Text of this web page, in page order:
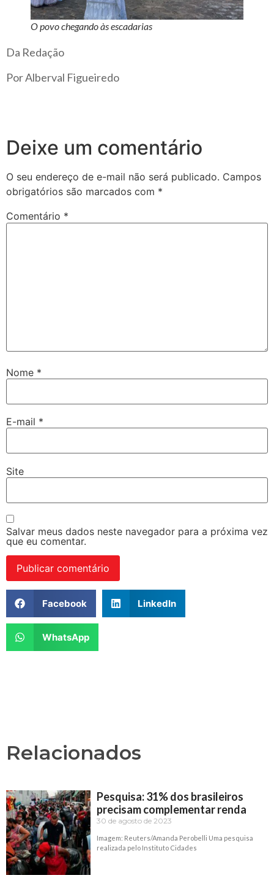
O povo chegando às escadarias
Da Redação
Por Alberval Figueiredo
Deixe um comentário
O seu endereço de e-mail não será publicado. Campos
obrigatórios são marcados com *
Comentário *
Nome *
E-mail *
Site
Salvar meus dados neste navegador para a próxima vez
que eu comentar.
Facebook LinkedIn
WhatsApp
Relacionados
Pesquisa: 31% dos brasileiros
precisam complementar renda
30 de agosto de 2023
Imagem: Reuters/Amanda Perobelli Uma pesquisa
realizada pelo Instituto Cidades